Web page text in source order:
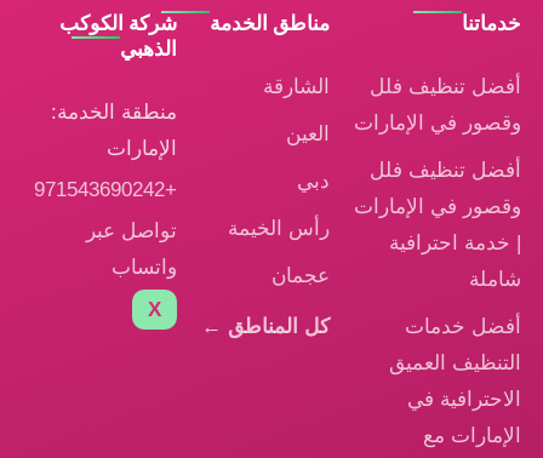
خدماتنا
أفضل تنظيف فلل
وقصور في الإمارات
أفضل تنظيف فلل
وقصور في الإمارات
| خدمة احترافية
شاملة
أفضل خدمات
التنظيف العميق
الاحترافية في
الإمارات مع
مناطق الخدمة
الشارقة
العين
دبي
رأس الخيمة
عجمان
كل المناطق ←
شركة الكوكب
الذهبي
منطقة الخدمة:
الإمارات
+971543690242
تواصل عبر
واتساب
X